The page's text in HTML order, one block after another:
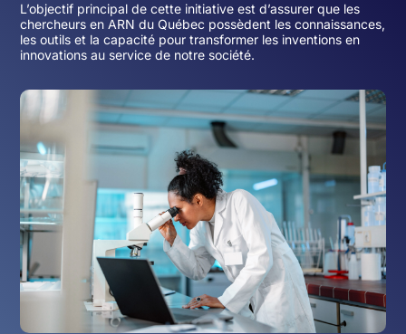
L’objectif principal de cette initiative est d’assurer que les
chercheurs en ARN du Québec possèdent les connaissances,
les outils et la capacité pour transformer les inventions en
innovations au service de notre société.